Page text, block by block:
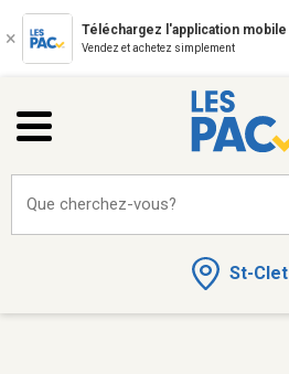
Téléchargez l'application mobile
Vendez et achetez simplement
St-Clet
Que cherchez-vous?